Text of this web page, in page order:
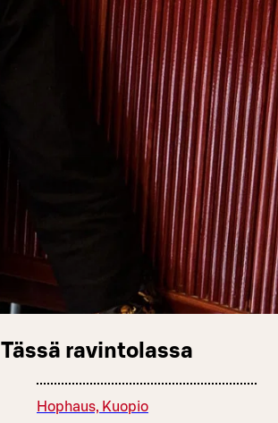
Tässä ravintolassa
Hophaus, Kuopio